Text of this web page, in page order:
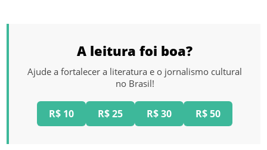
A leitura foi boa?
Ajude a fortalecer a literatura e o jornalismo cultural
no Brasil!
R$ 10 R$ 25 R$ 30 R$ 50